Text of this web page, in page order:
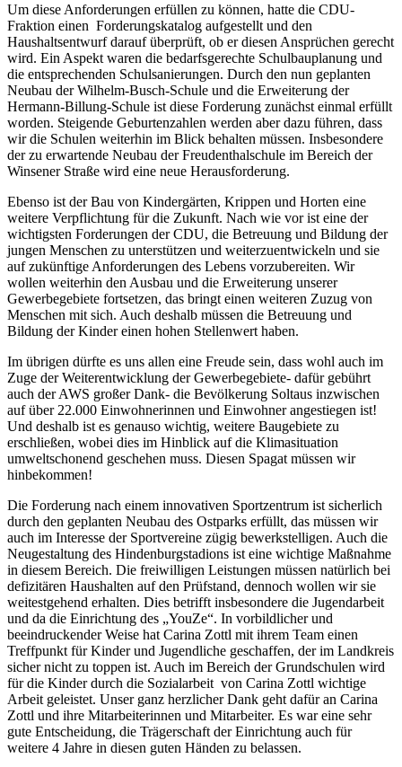
Um diese Anforderungen erfüllen zu können, hatte die CDU-
Fraktion einen Forderungskatalog aufgestellt und den
Haushaltsentwurf darauf überprüft, ob er diesen Ansprüchen gerecht
wird. Ein Aspekt waren die bedarfsgerechte Schulbauplanung und
die entsprechenden Schulsanierungen. Durch den nun geplanten
Neubau der Wilhelm-Busch-Schule und die Erweiterung der
Hermann-Billung-Schule ist diese Forderung zunächst einmal erfüllt
worden. Steigende Geburtenzahlen werden aber dazu führen, dass
wir die Schulen weiterhin im Blick behalten müssen. Insbesondere
der zu erwartende Neubau der Freudenthalschule im Bereich der
Winsener Straße wird eine neue Herausforderung.
Ebenso ist der Bau von Kindergärten, Krippen und Horten eine
weitere Verpflichtung für die Zukunft. Nach wie vor ist eine der
wichtigsten Forderungen der CDU, die Betreuung und Bildung der
jungen Menschen zu unterstützen und weiterzuentwickeln und sie
auf zukünftige Anforderungen des Lebens vorzubereiten. Wir
wollen weiterhin den Ausbau und die Erweiterung unserer
Gewerbegebiete fortsetzen, das bringt einen weiteren Zuzug von
Menschen mit sich. Auch deshalb müssen die Betreuung und
Bildung der Kinder einen hohen Stellenwert haben.
Im übrigen dürfte es uns allen eine Freude sein, dass wohl auch im
Zuge der Weiterentwicklung der Gewerbegebiete- dafür gebührt
auch der AWS großer Dank- die Bevölkerung Soltaus inzwischen
auf über 22.000 Einwohnerinnen und Einwohner angestiegen ist!
Und deshalb ist es genauso wichtig, weitere Baugebiete zu
erschließen, wobei dies im Hinblick auf die Klimasituation
umweltschonend geschehen muss. Diesen Spagat müssen wir
hinbekommen!
Die Forderung nach einem innovativen Sportzentrum ist sicherlich
durch den geplanten Neubau des Ostparks erfüllt, das müssen wir
auch im Interesse der Sportvereine zügig bewerkstelligen. Auch die
Neugestaltung des Hindenburgstadions ist eine wichtige Maßnahme
in diesem Bereich. Die freiwilligen Leistungen müssen natürlich bei
defizitären Haushalten auf den Prüfstand, dennoch wollen wir sie
weitestgehend erhalten. Dies betrifft insbesondere die Jugendarbeit
und da die Einrichtung des „YouZe“. In vorbildlicher und
beeindruckender Weise hat Carina Zottl mit ihrem Team einen
Treffpunkt für Kinder und Jugendliche geschaffen, der im Landkreis
sicher nicht zu toppen ist. Auch im Bereich der Grundschulen wird
für die Kinder durch die Sozialarbeit von Carina Zottl wichtige
Arbeit geleistet. Unser ganz herzlicher Dank geht dafür an Carina
Zottl und ihre Mitarbeiterinnen und Mitarbeiter. Es war eine sehr
gute Entscheidung, die Trägerschaft der Einrichtung auch für
weitere 4 Jahre in diesen guten Händen zu belassen.